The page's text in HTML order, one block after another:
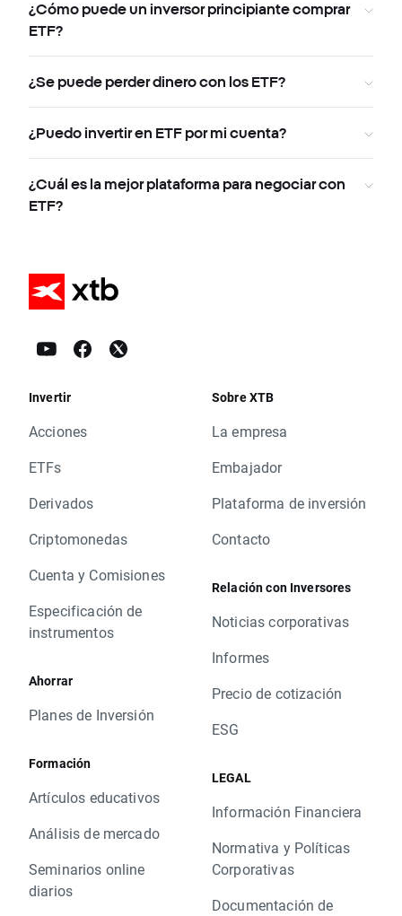
¿Cómo puede un inversor principiante comprar
ETF?
¿Se puede perder dinero con los ETF?
¿Puedo invertir en ETF por mi cuenta?
¿Cuál es la mejor plataforma para negociar con
ETF?
Invertir
Acciones
ETFs
Derivados
Criptomonedas
Cuenta y Comisiones
Especificación de
instrumentos
Ahorrar
Planes de Inversión
Formación
Artículos educativos
Análisis de mercado
Seminarios online
diarios
Sobre XTB
La empresa
Embajador
Plataforma de inversión
Contacto
Relación con Inversores
Noticias corporativas
Informes
Precio de cotización
ESG
LEGAL
Información Financiera
Normativa y Políticas
Corporativas
Documentación de